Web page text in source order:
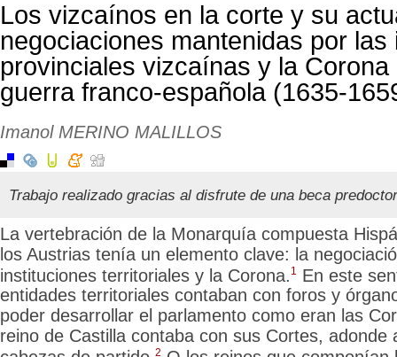
Los vizcaínos en la corte y su
negociaciones mantenidas por las
provinciales vizcaínas y la Corona
guerra franco-española (1635-
Imanol MERINO MALILLOS
Trabajo realizado gracias al disfrute de una beca
La vertebración de la Monarquía compuesta
los Austrias tenía un elemento clave: la
instituciones territoriales y la Corona. 1
En este
entidades territoriales contaban con foros y
poder desarrollar el parlamento como eran las
reino de Castilla contaba con sus Cortes, adonde
2